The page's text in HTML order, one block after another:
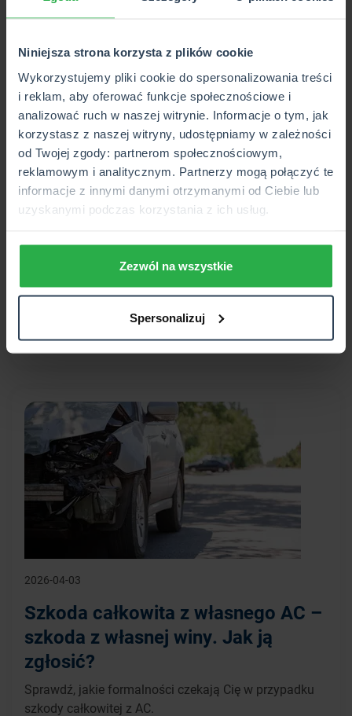
Niniejsza strona korzysta z plików cookie
Wykorzystujemy pliki cookie do spersonalizowania treści
i reklam, aby oferować funkcje społecznościowe i
analizować ruch w naszej witrynie. Informacje o tym, jak
korzystasz z naszej witryny, udostępniamy w zależności
od Twojej zgody: partnerom społecznościowym,
reklamowym i analitycznym. Partnerzy mogą połączyć te
informacje z innymi danymi otrzymanymi od Ciebie lub
uzyskanymi podczas korzystania z ich usług.
Zezwól na wszystkie
Spersonalizuj
2026-04-03
Ile się czeka na dowód
status i zasady odbioru
Dowiedz się, ile się czeka na dowód rejestracyjny i
2026-04-03
Szkoda całkowita z własnego AC –
szkoda z własnej winy. Jak ją
zgłosić?
Sprawdź, jakie formalności czekają Cię w przypadku
szkody całkowitej z AC.